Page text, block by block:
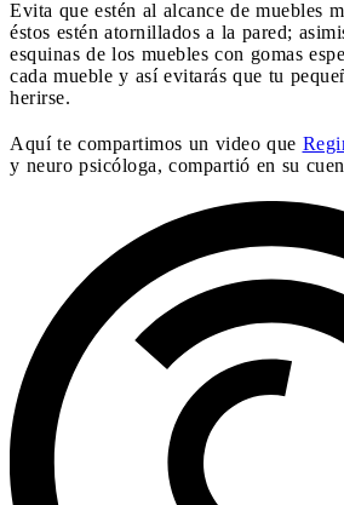
Evita que estén al alcance de muebles
éstos estén atornillados a la pared;
esquinas de los muebles con gomas
cada mueble y así evitarás que tu
herirse.
Aquí te compartimos un video que
y neuro psicóloga, compartió en su